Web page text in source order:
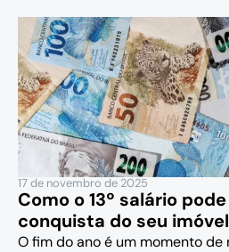
17 de novembro de 2025
Como o 13º salário
conquista do seu imóvel
O fim do ano é um momento